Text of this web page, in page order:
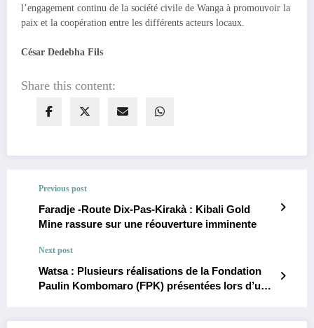
l’engagement continu de la société civile de Wanga à promouvoir la
paix et la coopération entre les différents acteurs locaux.
César Dedebha Fils
Share this content:
Previous post
Faradje -Route Dix-Pas-Kirakà : Kibali Gold
Mine rassure sur une réouverture imminente
Next post
Watsa : Plusieurs réalisations de la Fondation
Paulin Kombomaro (FPK) présentées lors d’une